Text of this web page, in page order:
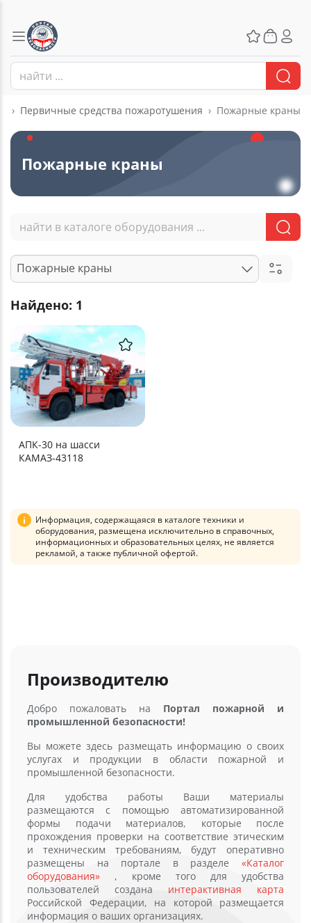
Первичные средства пожаротушения Пожарные краны
Пожарные краны
Пожарные краны
Найдено: 1
АПК-30 на шасси
КАМАЗ-43118
Информация, содержащаяся в каталоге техники и
оборудования, размещена исключительно в справочных,
информационных и образовательных целях, не является
рекламой, а также публичной офертой.
Производителю
Добро пожаловать на Портал пожарной и
промышленной безопасности!
Вы можете здесь размещать информацию о своих
услугах и продукции в области пожарной и
промышленной безопасности.
Для удобства работы Ваши материалы
размещаются с помощью автоматизированной
формы подачи материалов, которые после
прохождения проверки на соответствие этическим
и техническим требованиям, будут оперативно
размещены на портале в разделе «Каталог
оборудования» , кроме того для удобства
пользователей создана интерактивная карта
Российской Федерации, на которой размещается
информация о ваших организациях.